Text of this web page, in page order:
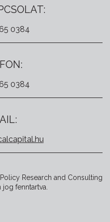
0384
0384
Research and Consulting
jog fenntartva.